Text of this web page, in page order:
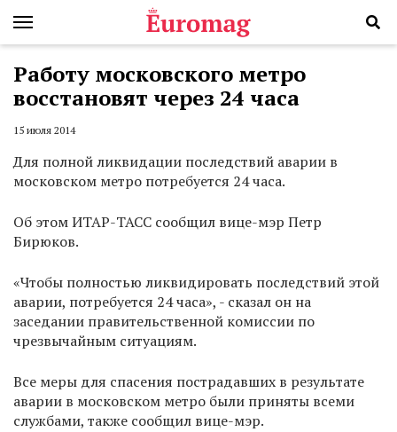
Работу московского метро
восстановят через 24 часа
15 июля 2014
Для полной ликвидации последствий аварии в
московском метро потребуется 24 часа.
Об этом ИТАР-ТАСС сообщил вице-мэр Петр
Бирюков.
«Чтобы полностью ликвидировать последствий этой
аварии, потребуется 24 часа», - сказал он на
заседании правительственной комиссии по
чрезвычайным ситуациям.
Все меры для спасения пострадавших в результате
аварии в московском метро были приняты всеми
службами, также сообщил вице-мэр.